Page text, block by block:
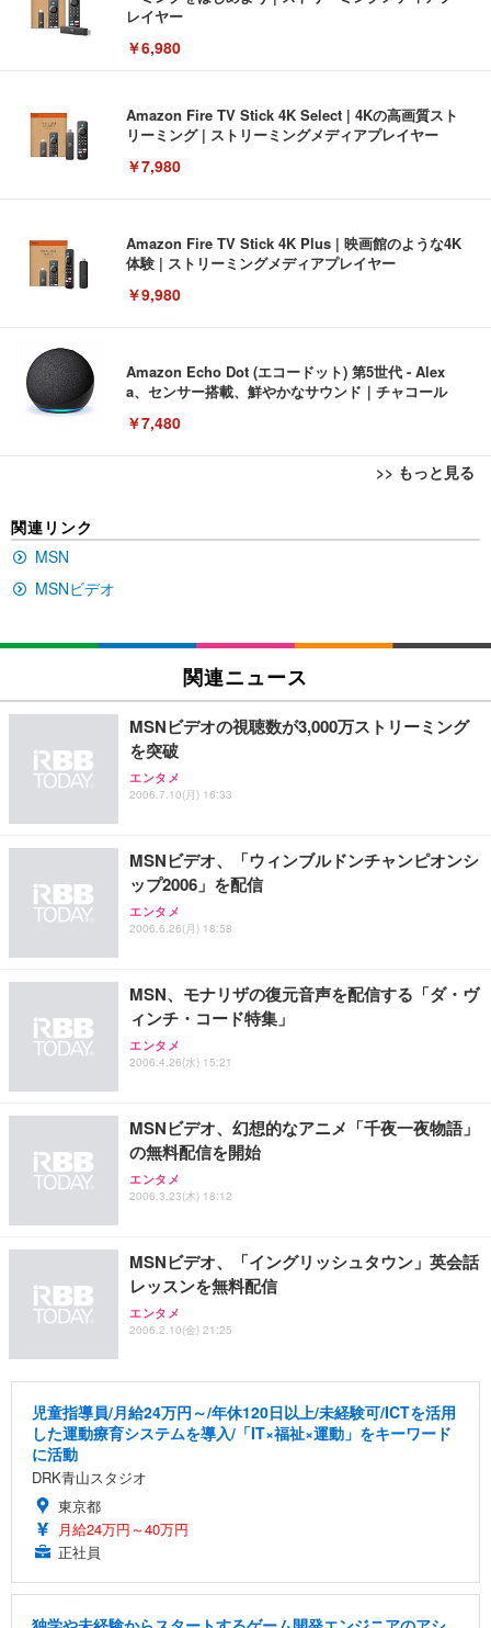
レイヤー
￥6,980
Amazon Fire TV Stick 4K Select | 4Kの高画質スト
リーミング | ストリーミングメディアプレイヤー
￥7,980
Amazon Fire TV Stick 4K Plus | 映画館のような4K
体験 | ストリーミングメディアプレイヤー
￥9,980
Amazon Echo Dot (エコードット) 第5世代 - Alex
a、センサー搭載、鮮やかなサウンド｜チャコール
￥7,480
>> もっと見る
い 跳ね上げ式アームレスト コンパクト 約105度ロッ
SIHOO B100 オフィスチェア／デスクチェア メッシ
ュチェア 人間工学 疲れない ブラック
￥27,999
Sezlife オフィスチェア デスクチェア 疲れない テレ
ワーク チェア 強化バックレスト 30度ロッキング機
ョン PCチェア 通気性メッシュ ゲーミング/勉強/事
務用 おしゃれ パソコンチェア (ブラック)
Sezlife オフィスチェア デスクチェア 疲れない テレ
ワーク チェア 強化バックレスト 30度ロッキング機
能 人間工学 椅子 腰サポート 90度跳ね上げ式アーム
務用 おしゃれ パソコンチェア (ホワイト)
ANDWINT オフィスチェア デスクチェア 肘なし メ
ッシュ 通気性 ランバーサポート付き 腰サポート ガ
ス圧無段階昇降 360度回転 キャスター付き コンパク
EV3240X-WT | 31.5型4K UHD・USB Type-C・ホワ
EIZO ビジネス向けプレミアムモニター | FlexScan
EV2740X-WT | 27.0型4K UHD・USB Type-C・ホワ
￥109,572
【純正品】27"ゲーミングモニター DualSense 充電
フック付き（CFI-ZDM1J）
【整備済み品】Dell E2724HS 27インチ 液晶モニタ
ー フルHD（1920×1080）VA 非光沢 HDMI/DisplayP
ort/VGA スピーカー内蔵 高さ調整 スイベル VESA対
【MiniLED/24.5inch/280Hz/FHD】GRAPHT THE S
HOOTER Gaming Monitor 24” Essential ゲーミン
グモニター QD 24.5インチ 1ms FHD 量子ドット 残
回使い捨て 無香料 ホワイト 300枚
Amazonベーシック ペットシーツ 厚型 ワイド 42枚
x2袋(84枚) ホワイト(吸収面:ライトブルー)
￥3,234
ネオ・ルーライフ ネオ・オムツ L 中型犬用 26枚入
り 単品
Smart Basic(スマートベーシック) 【Amazon.co.jp
限定】 Smart Basic アイリスオーヤマ ペットシーツ
超厚型 お徳用 ワイド 100枚入 (x 1) (ケース販売)
アイリスオーヤマ ペットシーツ 超厚型 お徳用 レギ
ュラー 200枚入【Amazon.co.jp限定】
関連リンク
MSN
MSNビデオ
関連ニュース
MSNビデオの視聴数が3,000万ストリーミング
を突破
エンタメ
2006.7.10(月) 16:33
MSNビデオ、「ウィンブルドンチャンピオンシ
ップ2006」を配信
エンタメ
2006.6.26(月) 18:58
MSN、モナリザの復元音声を配信する「ダ・ヴ
ィンチ・コード特集」
エンタメ
2006.4.26(水) 15:21
MSNビデオ、幻想的なアニメ「千夜一夜物語」
の無料配信を開始
エンタメ
2006.3.23(木) 18:12
MSNビデオ、「イングリッシュタウン」英会話
レッスンを無料配信
エンタメ
2006.2.10(金) 21:25
児童指導員/月給24万円～/年休120日以上/未経験可/ICTを活用
した運動療育システムを導入/「IT×福祉×運動」をキーワード
に活動
DRK青山スタジオ
東京都
月給24万円～40万円
正社員